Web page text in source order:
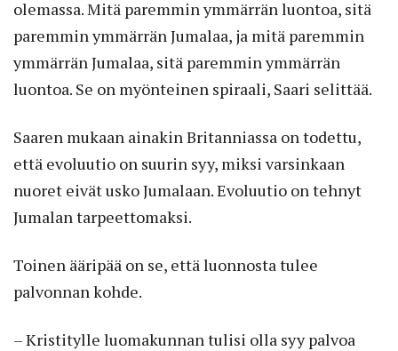
olemassa. Mitä paremmin ymmärrän luontoa, sitä
paremmin ymmärrän Jumalaa, ja mitä paremmin
ymmärrän Jumalaa, sitä paremmin ymmärrän
luontoa. Se on myönteinen spiraali, Saari selittää.
Saaren mukaan ainakin Britanniassa on todettu,
että evoluutio on suurin syy, miksi varsinkaan
nuoret eivät usko Jumalaan. Evoluutio on tehnyt
Jumalan tarpeettomaksi.
Toinen ääripää on se, että luonnosta tulee
palvonnan kohde.
– Kristitylle luomakunnan tulisi olla syy palvoa